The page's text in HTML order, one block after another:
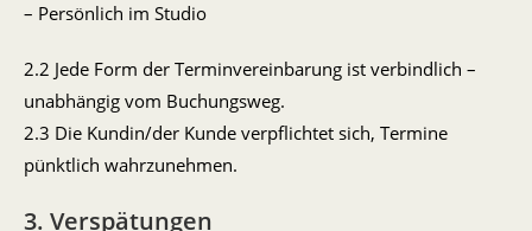
– Persönlich im Studio
2.2 Jede Form der Terminvereinbarung ist verbindlich –
unabhängig vom Buchungsweg.
2.3 Die Kundin/der Kunde verpflichtet sich, Termine
pünktlich wahrzunehmen.
3. Verspätungen